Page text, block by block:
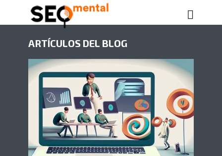
ARTÍCULOS DEL BLOG